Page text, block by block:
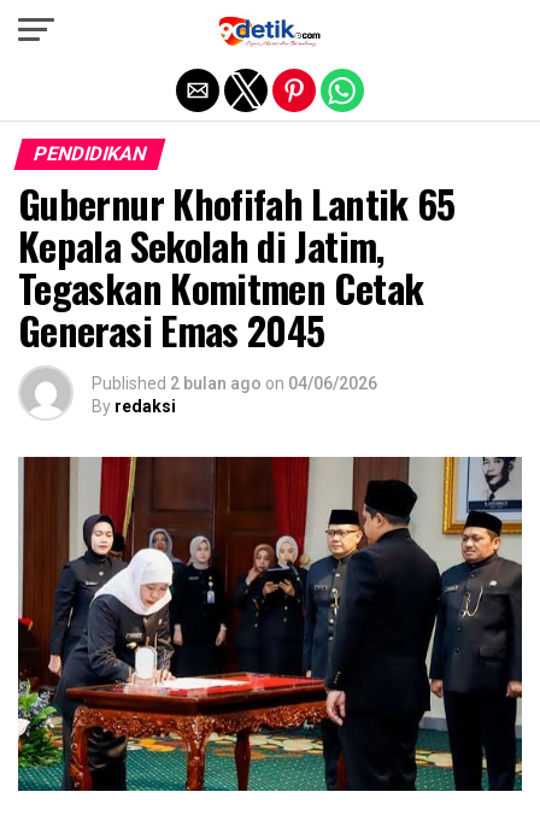
PENDIDIKAN
Gubernur Khofifah Lantik 65
Kepala Sekolah di Jatim,
Tegaskan Komitmen Cetak
Generasi Emas 2045
Published 2 bulan ago on 04/06/2026
By redaksi
Exit mobile version